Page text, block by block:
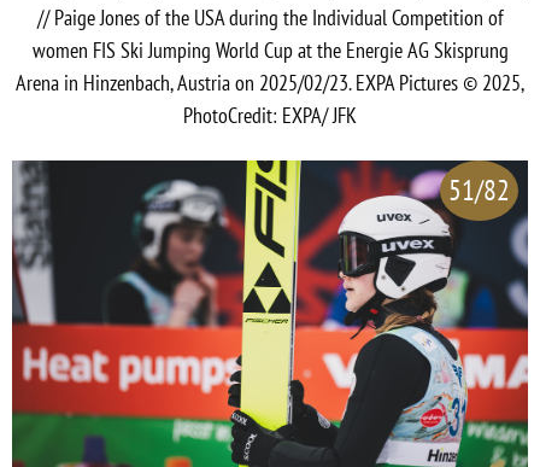
// Paige Jones of the USA during the Individual Competition of
women FIS Ski Jumping World Cup at the Energie AG Skisprung
Arena in Hinzenbach, Austria on 2025/02/23. EXPA Pictures © 2025,
PhotoCredit: EXPA/ JFK
51/82